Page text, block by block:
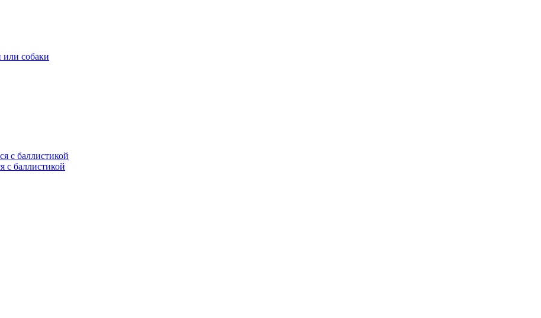
или собаки
с баллистикой